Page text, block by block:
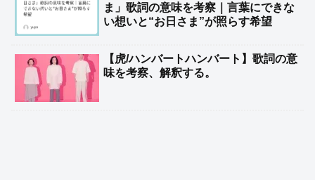
ま」歌詞の意味を考察｜言葉にできな
い想いと“お日さま”が照らす希望
【虎/ハンバートハンバート】歌詞の意
味を考察、解釈する。